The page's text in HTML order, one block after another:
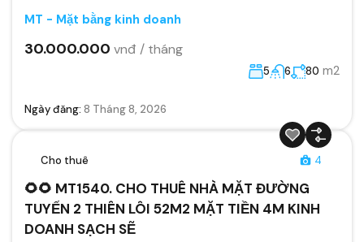
MT - Mặt bằng kinh doanh
30.000.000 vnđ / tháng
5 6 80 m2
Ngày đăng: 8 Tháng 8, 2026
Cho thuê 4
🌻🌻 MT1540. CHO THUÊ NHÀ MẶT ĐƯỜNG
TUYẾN 2 THIÊN LÔI 52M2 MẶT TIỀN 4M KINH
DOANH SẠCH SẼ